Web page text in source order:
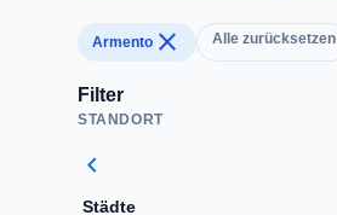
Armento close Alle zurücksetzen
Filter
STANDORT
chevron_left
Städte